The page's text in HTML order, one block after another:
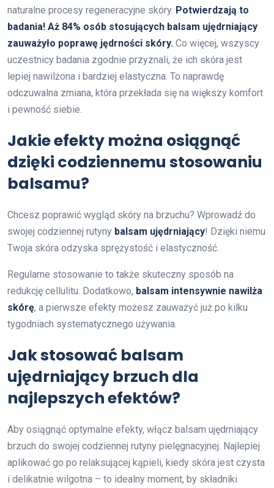
naturalne procesy regeneracyjne skóry. Potwierdzają to
badania! Aż 84% osób stosujących balsam ujędrniający
zauważyło poprawę jędrności skóry. Co więcej, wszyscy
uczestnicy badania zgodnie przyznali, że ich skóra jest
lepiej nawilżona i bardziej elastyczna. To naprawdę
odczuwalna zmiana, która przekłada się na większy komfort
i pewność siebie.
Jakie efekty można osiągnąć
dzięki codziennemu stosowaniu
balsamu?
Chcesz poprawić wygląd skóry na brzuchu? Wprowadź do
swojej codziennej rutyny balsam ujędrniający! Dzięki niemu
Twoja skóra odzyska sprężystość i elastyczność.
Regularne stosowanie to także skuteczny sposób na
redukcję cellulitu. Dodatkowo, balsam intensywnie nawilża
skórę, a pierwsze efekty możesz zauważyć już po kilku
tygodniach systematycznego używania.
Jak stosować balsam
ujędrniający brzuch dla
najlepszych efektów?
Aby osiągnąć optymalne efekty, włącz balsam ujędrniający
brzuch do swojej codziennej rutyny pielęgnacyjnej. Najlepiej
aplikować go po relaksującej kąpieli, kiedy skóra jest czysta
i delikatnie wilgotna – to idealny moment, by składniki